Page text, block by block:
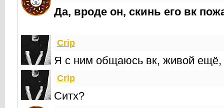
Да, вроде он, скинь его вк
Crip
Я с ним общаюсь вк, живой ещё,
Crip
Ситх?